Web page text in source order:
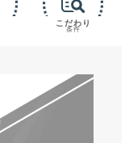
こだわり
条件